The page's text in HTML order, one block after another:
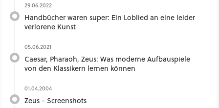
29.06.2022
Handbücher waren super: Ein Loblied an eine leider
verlorene Kunst
05.06.2021
Caesar, Pharaoh, Zeus: Was moderne Aufbauspiele
von den Klassikern lernen können
01.04.2004
Zeus - Screenshots